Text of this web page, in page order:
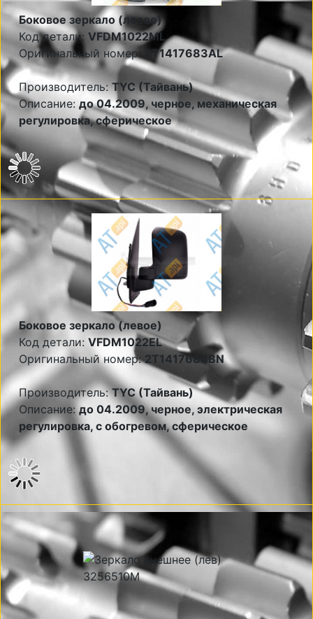
Боковое зеркало (левое)
Код детали: VFDM1022ML
Оригинальный номер:
2T1417683AL
Производитель:TYC (Тайвань)
Описание: до 04.2009, черное, механическая
регулировка, сферическое
Боковое зеркало (левое)
Код детали: VFDM1022EL
Оригинальный номер:2T1417683BN
Производитель:TYC (Тайвань)
Описание: до 04.2009, черное, электрическая
регулировка, с обогревом, сферическое